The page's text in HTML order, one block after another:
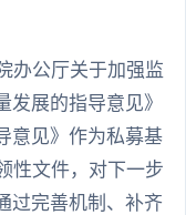
办公厅关于加强监
展的指导意见》
意见》作为私募基
性文件，对下一步
过完善机制、补齐